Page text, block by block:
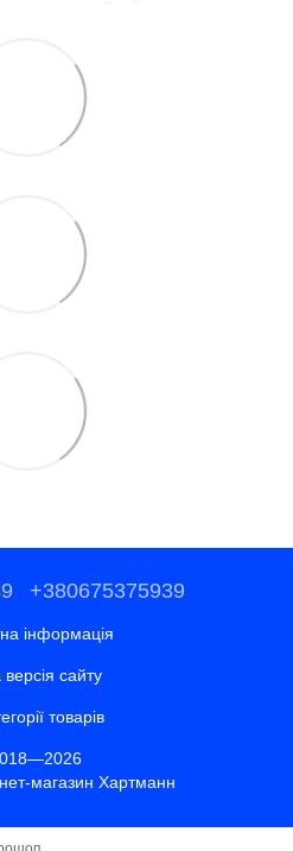
+380675375939
інформація
сайту
товарів
магазин Хартманн